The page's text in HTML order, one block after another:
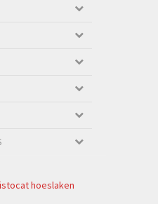
hoeslaken